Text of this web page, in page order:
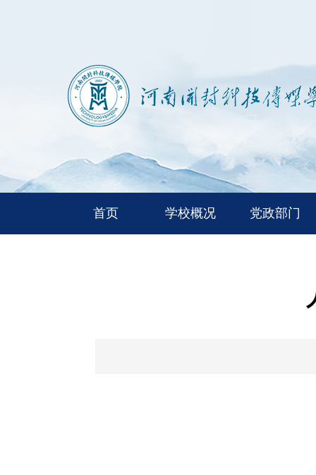
首页 学校概况 党政部门